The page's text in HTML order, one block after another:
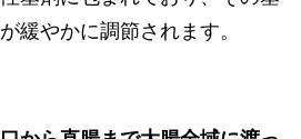
緩やかに調節されます。